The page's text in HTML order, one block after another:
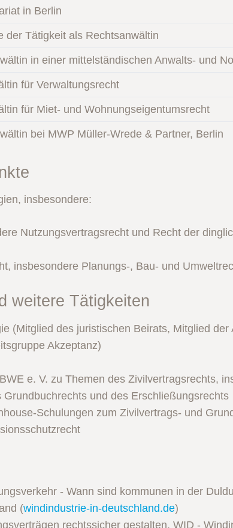
in Berlin
der Tätigkeit als Rechtsanwältin
in einer mittelständischen Anwalts- und
für Verwaltungsrecht
für Miet- und Wohnungseigentumsrecht
bei MWP Müller-Wrede & Partner, Berlin
insbesondere:
Nutzungsvertragsrecht und Recht der
insbesondere Planungs-, Bau- und
weitere Tätigkeiten
(Mitglied des juristischen Beirats, Mitglied der
Akzeptanz)
e. V. zu Themen des Zivilvertragsrechts,
und des Erschließungsrechts
Schulungen zum Zivilvertrags- und
- Wann sind kommunen in der
(windindustrie-in-deutschland.de)
rechtssicher gestalten, WID -